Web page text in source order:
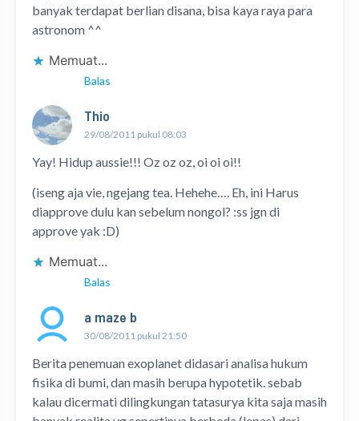
banyak terdapat berlian disana, bisa kaya raya para
astronom ^^
Memuat...
Balas
Thio
29/08/2011 pukul 08:03
Yay! Hidup aussie!!! Oz oz oz, oi oi oi!!
(iseng aja vie, ngejang tea. Hehehe…. Eh, ini Harus
diapprove dulu kan sebelum nongol? :ss jgn di
approve yak :D)
Memuat...
Balas
a maze b
30/08/2011 pukul 21:50
Berita penemuan exoplanet didasari analisa hukum
fisika di bumi, dan masih berupa hypotetik. sebab
kalau dicermati dilingkungan tatasurya kita saja masih